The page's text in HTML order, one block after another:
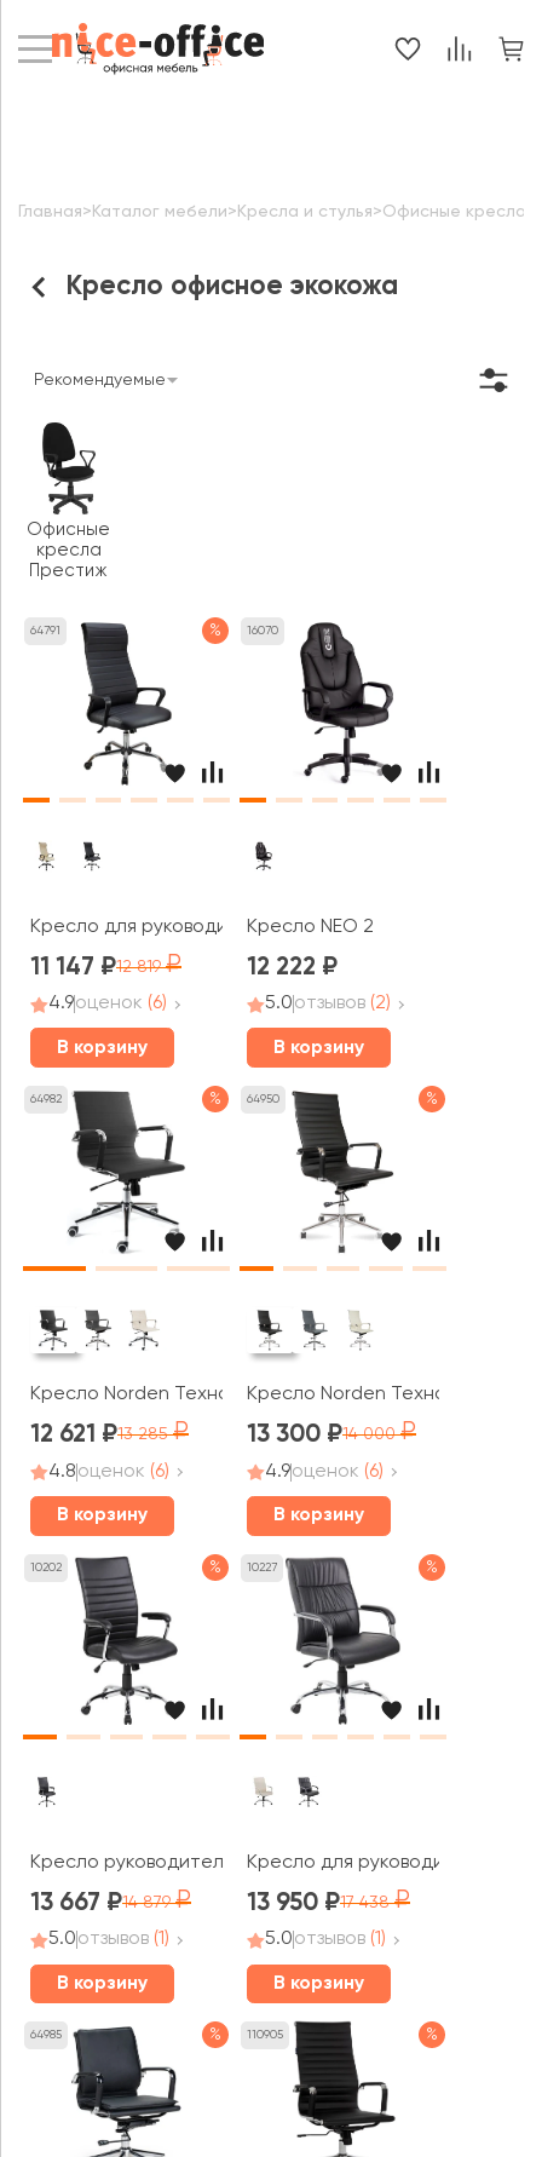
Кресло офисное экокожа
Главная> Каталог мебели> Кресла и стулья>Офисные кресла
Рекомендуемые
64791 %
Кресло для руководителя RV ЧЕЙР 1165-5 НР
11 147 12 819
4.9оценок (6)
В корзину
16070
Кресло NEO 2
12 222
5.0отзывов (2)
В корзину
64982 %
Кресло Norden Техно LB
12 621 13 285
4.8оценок (6)
В корзину
64950 %
Кресло Norden Техно
13 300 14 000
4.9оценок (6)
В корзину
10202 %
Кресло руководителя RV ЧЕЙР Вит / Vit (8234)
13 667 14 879
5.0отзывов (1)
В корзину
10227 %
Кресло для руководителя RV
13 950 17 438
5.0отзывов (1)
В корзину
64985 % 110905 %
Офисные
кресла
Престиж